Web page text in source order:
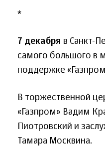
*
7 декабря в Санкт-
самого большого в
поддержке
В торжественной
«Газпром» Вадим
Пиотровский и
Тамара Москвина.